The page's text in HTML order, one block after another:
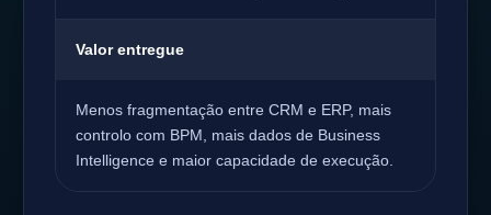
Valor entregue
Menos fragmentação entre CRM e ERP, mais
controlo com BPM, mais dados de Business
Intelligence e maior capacidade de execução.